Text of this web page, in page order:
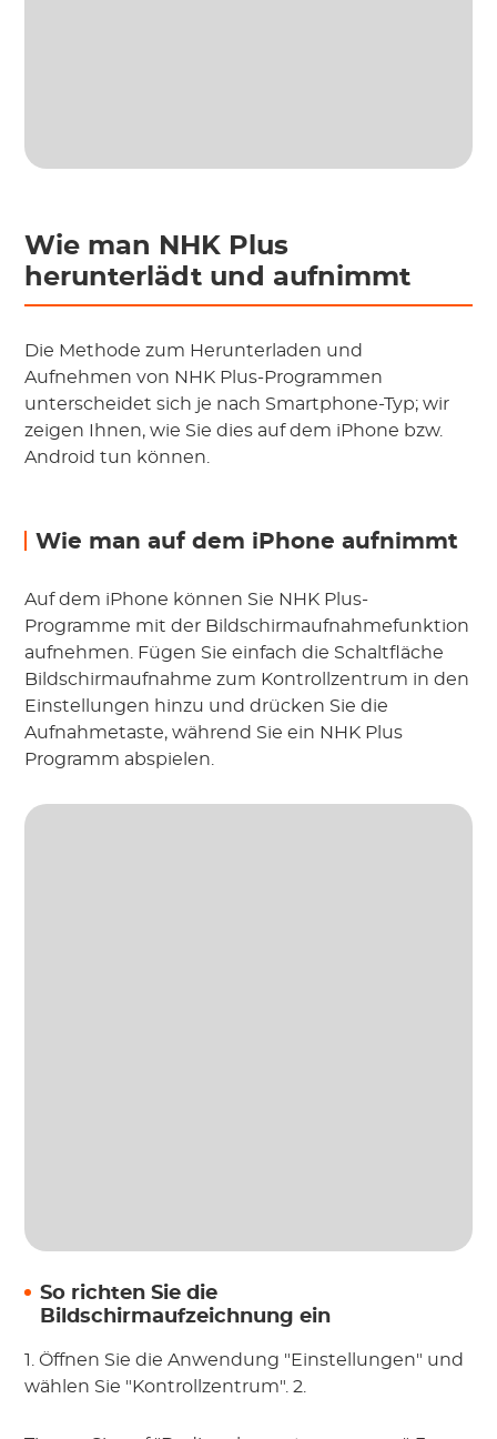
Wie man NHK Plus
herunterlädt und aufnimmt
Die Methode zum Herunterladen und
Aufnehmen von NHK Plus-Programmen
unterscheidet sich je nach Smartphone-Typ; wir
zeigen Ihnen, wie Sie dies auf dem iPhone bzw.
Android tun können.
Wie man auf dem iPhone aufnimmt
Auf dem iPhone können Sie NHK Plus-
Programme mit der Bildschirmaufnahmefunktion
aufnehmen. Fügen Sie einfach die Schaltfläche
Bildschirmaufnahme zum Kontrollzentrum in den
Einstellungen hinzu und drücken Sie die
Aufnahmetaste, während Sie ein NHK Plus
Programm abspielen.
So richten Sie die
Bildschirmaufzeichnung ein
1. Öffnen Sie die Anwendung "Einstellungen" und
wählen Sie "Kontrollzentrum". 2.